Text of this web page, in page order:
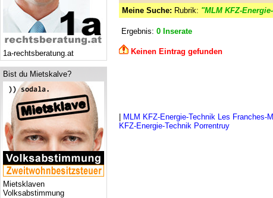
1a-rechtsberatung.at
Bist du Mietskalve?
Mietsklaven
Volksabstimmung
Meine Suche: Rubrik: "MLM KFZ-
Ergebnis: 0 Inserate
Keinen Eintrag gefunden
MLM KFZ-Energie-Technik Les Franches-
KFZ-Energie-Technik Porrentruy